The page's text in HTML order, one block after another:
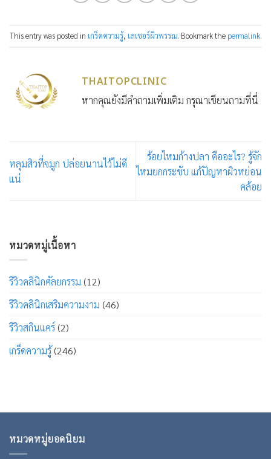
This entry was posted in เกร็ดความรู้, เลเซอร์ผิวพรรณ. Bookmark the permalink.
THAITOPCLINIC
หากคุณยังมีคำถามเพิ่มเติม กรุณาเขียนถามที่นี่
หลุมสิวที่จมูก ปล่อยนานไว้ไม่ดี
แน่
ร้อยไหมก้างปลา คืออะไร? รู้จัก
ไหมยกกระชับ แก้ปัญหาผิวหย่อน
คล้อย
หมวดหมู่เนื้อหา
รีวิวคลินิกศัลยกรรม (12)
รีวิวคลินิกเสริมความงาม (46)
รีวิวสกินแคร์ (2)
เกร็ดความรู้(246)
หมวดหมู่ยอดนิยม